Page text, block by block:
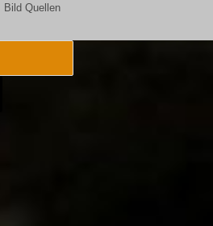
Bild Quellen